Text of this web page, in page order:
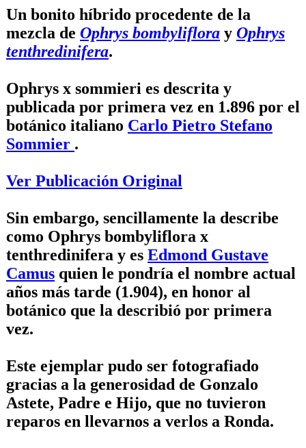
Un bonito híbrido procedente de la
mezcla de Ophrys bombyliflora y Ophrys
tenthredinifera.
Ophrys x sommieri es descrita y
publicada por primera vez en 1.896 por el
botánico italiano Carlo Pietro Stefano
Sommier .
Ver Publicación Original
Sin embargo, sencillamente la describe
como Ophrys bombyliflora x
tenthredinifera y es Edmond Gustave
Camus quien le pondría el nombre actual
años más tarde (1.904), en honor al
botánico que la describió por primera
vez.
Este ejemplar pudo ser fotografiado
gracias a la generosidad de Gonzalo
Astete, Padre e Hijo, que no tuvieron
reparos en llevarnos a verlos a Ronda.